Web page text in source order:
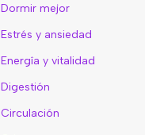
Dormir mejor
Estrés y ansiedad
Energîa y vitalidad
Digestión
Circulación